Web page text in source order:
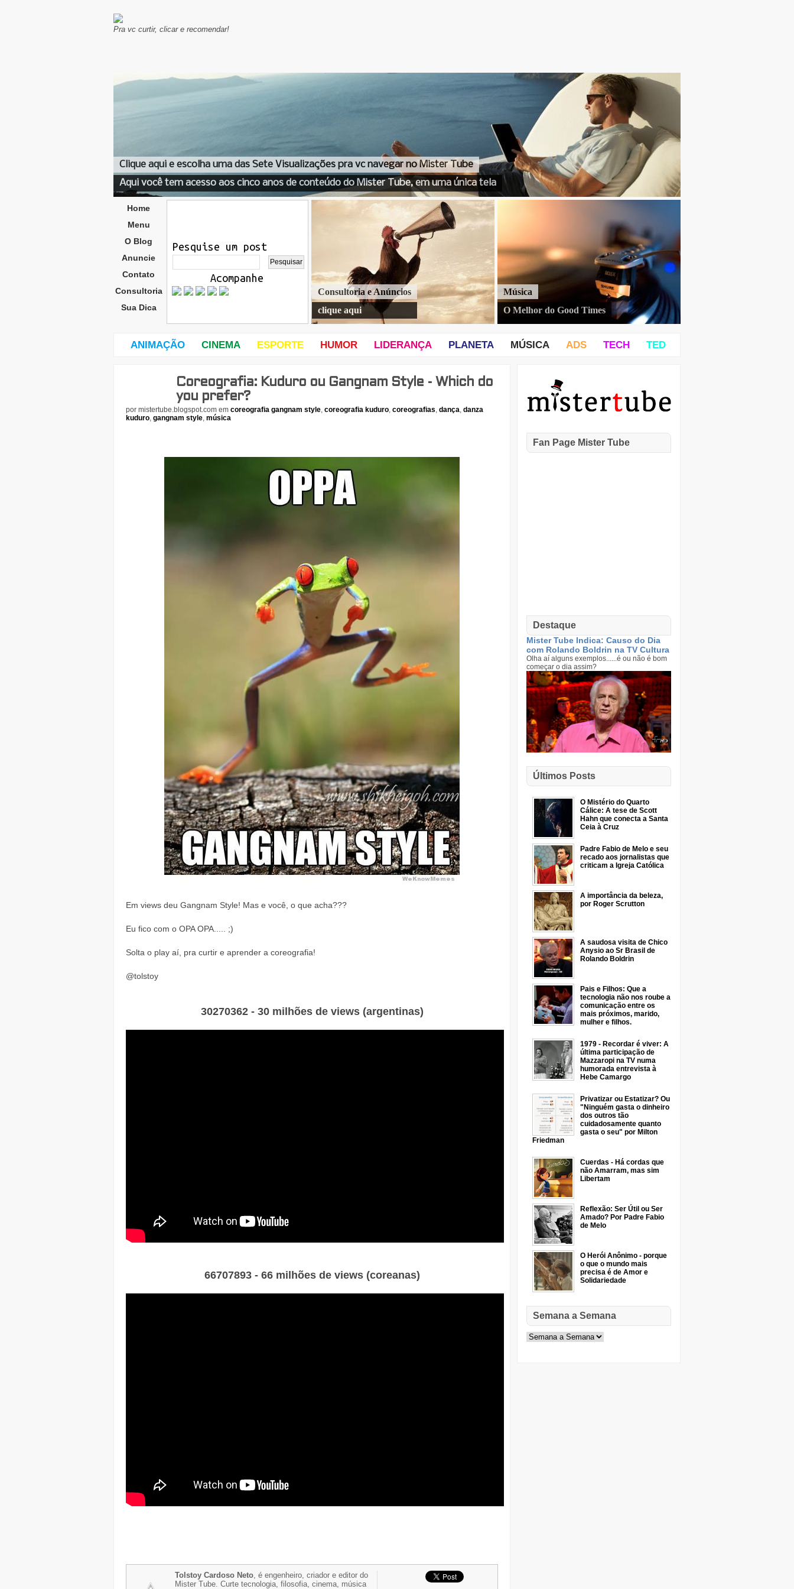
Pra vc curtir, clicar e recomendar!
Clique aqui e escolha uma das Sete Visualizações pra vc navegar no Mister Tube
Aqui você tem acesso aos cinco anos de conteúdo do Mister Tube, em uma única tela
Home
Menu
O Blog
Anuncie
Contato
Consultoria
Sua Dica
Pesquise um post
Acompanhe
Música
O Melhor do Good Times
Consultoria e Anúncios
clique aqui
ANIMAÇÃO CINEMA ESPORTE HUMOR LIDERANÇA PLANETA MÚSICA ADS TECH TED
10
de
Coreografia: Kuduro ou Gangnam Style - Which do
you prefer?
por mistertube.blogspot.com em coreografia gangnam style, coreografia kuduro, coreografias, dança, danza
kuduro, gangnam style, música
Em views deu Gangnam Style! Mas e você, o que acha???
Eu fico com o OPA OPA..... ;)
Solta o play aí, pra curtir e aprender a coreografia!
@tolstoy
30270362 - 30 milhões de views (argentinas)
66707893 - 66 milhões de views (coreanas)
Tolstoy Cardoso Neto, é engenheiro, criador e editor do
Mister Tube. Curte tecnologia, filosofia, cinema, música
Fan Page Mister Tube
Destaque
Mister Tube Indica: Causo do Dia
com Rolando Boldrin na TV Cultura
Olha aí alguns exemplos......é ou não é bom
começar o dia assim?
Últimos Posts
O Mistério do Quarto
Cálice: A tese de Scott
Hahn que conecta a Santa
Ceia à Cruz
Padre Fabio de Melo e seu
recado aos jornalistas que
criticam a Igreja Católica
A importância da beleza,
por Roger Scrutton
A saudosa visita de Chico
Anysio ao Sr Brasil de
Rolando Boldrin
Pais e Filhos: Que a
tecnologia não nos roube a
comunicação entre os
mais próximos, marido,
mulher e filhos.
1979 - Recordar é viver: A
última participação de
Mazzaropi na TV numa
humorada entrevista à
Hebe Camargo
Privatizar ou Estatizar? Ou
"Ninguém gasta o dinheiro
dos outros tão
cuidadosamente quanto
gasta o seu" por Milton
Friedman
Cuerdas - Há cordas que
não Amarram, mas sim
Libertam
Reflexão: Ser Útil ou Ser
Amado? Por Padre Fabio
de Melo
O Herói Anônimo - porque
o que o mundo mais
precisa é de Amor e
Solidariedade
Semana a Semana